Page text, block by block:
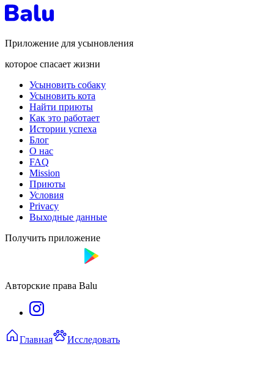
Приложение для усыновления
которое спасает жизни
Усыновить собаку
Усыновить кота
Найти приюты
Как это работает
Истории успеха
Блог
О нас
FAQ
Mission
Приюты
Условия
Privacy
Выходные данные
Получить приложение
Авторские права Balu
Главная Исследовать